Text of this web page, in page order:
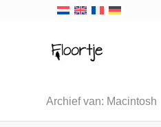
Archief van: Macintosh